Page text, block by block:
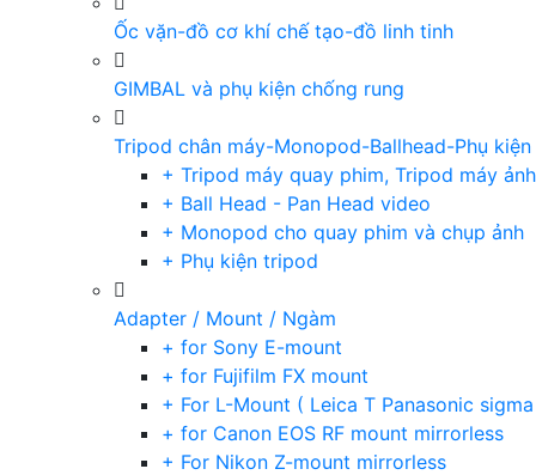
Ốc vặn-đồ cơ khí chế tạo-đồ linh tinh
GIMBAL và phụ kiện chống rung
Tripod chân máy-Monopod-Ballhead-Phụ kiện
+ Tripod máy quay phim, Tripod máy
+ Ball Head - Pan Head video
+ Monopod cho quay phim và chụp ảnh
+ Phụ kiện tripod
Adapter / Mount / Ngàm
+ for Sony E-mount
+ for Fujifilm FX mount
+ For L-Mount ( Leica T Panasonic
+ for Canon EOS RF mount mirrorless
+ For Nikon Z-mount mirrorless